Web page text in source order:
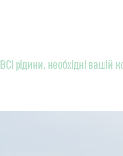
ВСІ рідини, необхідні вашій